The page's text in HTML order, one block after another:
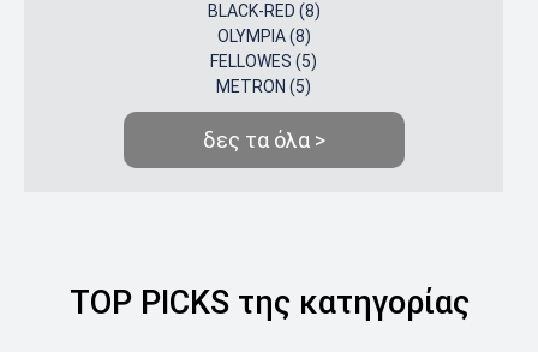
BLACK-RED (8)
OLYMPIA (8)
FELLOWES (5)
METRON (5)
δες τα όλα >
TOP PICKS της κατηγορίας